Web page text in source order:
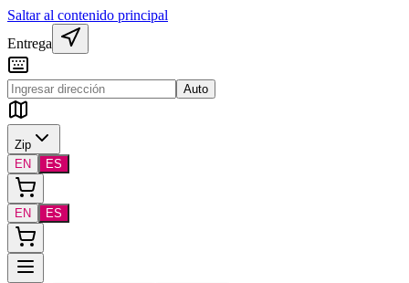
Saltar al contenido principal
Entrega
Auto
Zip
EN
ES
EN ES